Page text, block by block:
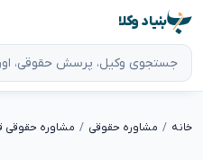
بنیاد وکلا
خانه مشاوره حقوقی مشاوره حقوقی